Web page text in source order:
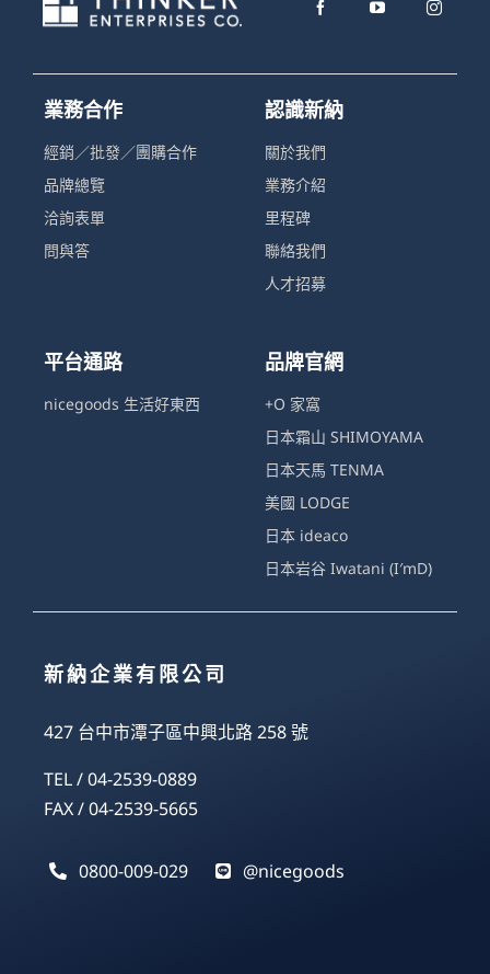
新納企業有限公司
427 台中市潭子區中興北路 258 號
TEL / 04-2539-0889
FAX / 04-2539-5665
0800-009-029 @nicegoods
業務合作
經銷／批發／團購合作
品牌總覽
洽詢表單
問與答
認識新納
關於我們
業務介紹
里程碑
聯絡我們
人才招募
平台通路
nicegoods 生活好東西
品牌官網
+O 家窩
日本霜山 SHIMOYAMA
日本天馬 TENMA
美國 LODGE
日本 ideaco
日本岩谷 Iwatani (I′mD)